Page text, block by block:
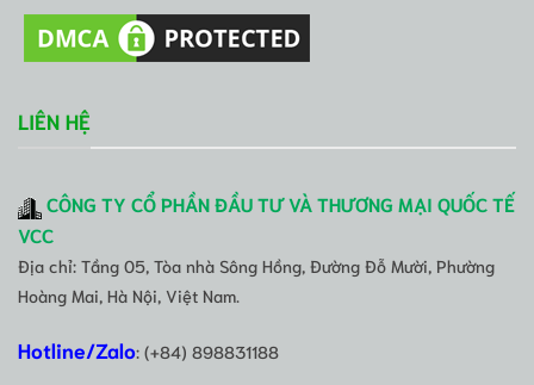
LIÊN HỆ
CÔNG TY CỔ PHẦN ĐẦU TƯ VÀ THƯƠNG MẠI QUỐC TẾ
VCC
Địa chỉ: Tầng 05, Tòa nhà Sông Hồng, Đường Đỗ Mười, Phường
Hoàng Mai, Hà Nội, Việt Nam.
Hotline/Zalo: (+84) 898831188